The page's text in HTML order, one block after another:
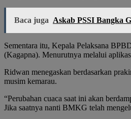
Baca juga Askab PSSI Bangka
Sementara itu, Kepala Pelaksana
(Kagapna). Menurutnya melalui
Ridwan menegaskan berdasarkan
musim kemarau.
“Perubahan cuaca saat ini akan
Jika saatnya nanti BMKG telah